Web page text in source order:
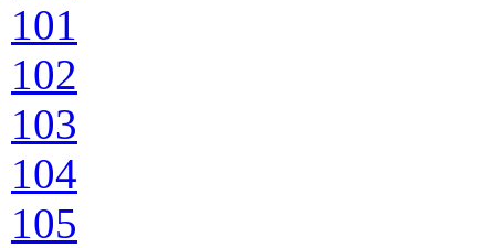
101
102
103
104
105